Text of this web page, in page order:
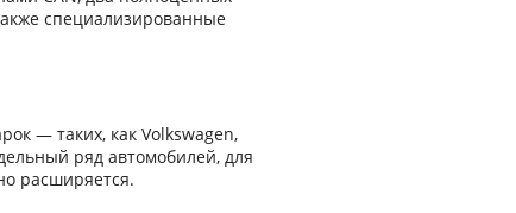
специализированные
— таких, как Volkswagen,
ряд автомобилей, для
расширяется.